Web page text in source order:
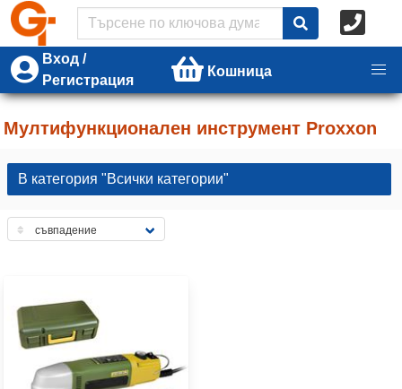
Вход /
Регистрация
Кошница
Мултифункционален инструмент Proxxon
В категория "Всички категории"